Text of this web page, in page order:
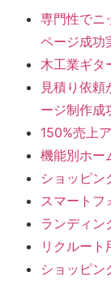
専門性でニ
ページ成功
木工業ギタ
見積り依
ージ制作成
150%売上
機能別ホー
ショッピン
スマートフ
ランディン
リクルート
ショッピン